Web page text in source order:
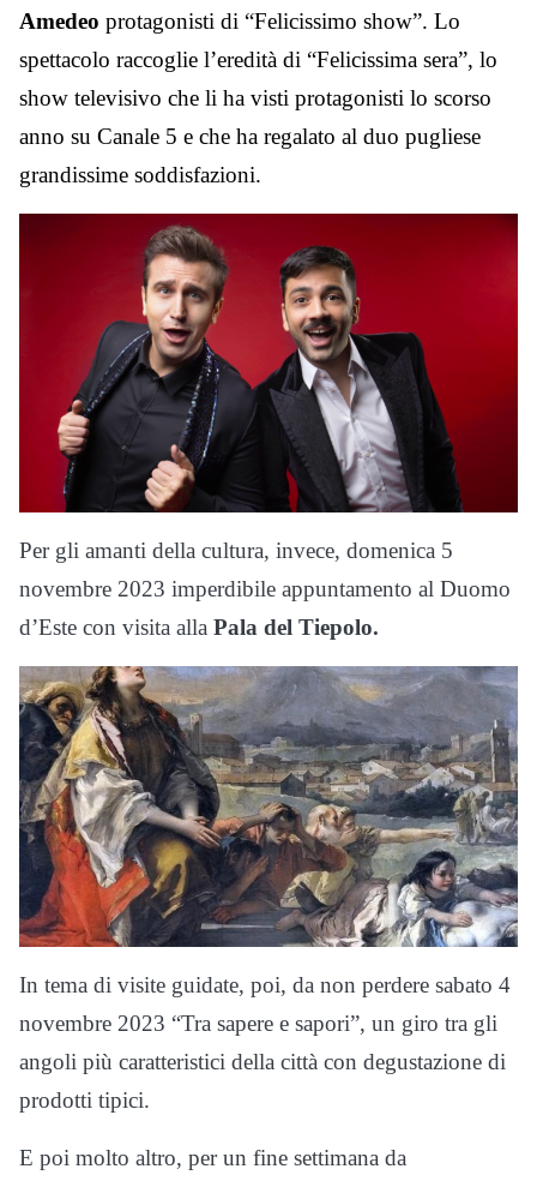
Amedeo protagonisti di “Felicissimo show”. Lo
spettacolo raccoglie l’eredità di “Felicissima sera”, lo
show televisivo che li ha visti protagonisti lo scorso
anno su Canale 5 e che ha regalato al duo pugliese
grandissime soddisfazioni.
Per gli amanti della cultura, invece, domenica 5
novembre 2023 imperdibile appuntamento al Duomo
d’Este con visita alla Pala del Tiepolo.
In tema di visite guidate, poi, da non perdere sabato 4
novembre 2023 “Tra sapere e sapori”, un giro tra gli
angoli più caratteristici della città con degustazione di
prodotti tipici.
E poi molto altro, per un fine settimana da